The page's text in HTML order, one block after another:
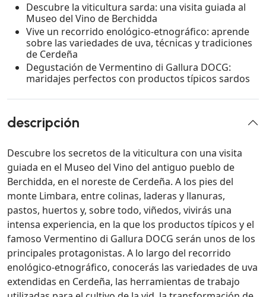
Descubre la viticultura sarda: una visita guiada al
Museo del Vino de Berchidda
Vive un recorrido enológico-etnográfico: aprende
sobre las variedades de uva, técnicas y tradiciones
de Cerdeña
Degustación de Vermentino di Gallura DOCG:
maridajes perfectos con productos típicos sardos
descripción
Descubre los secretos de la viticultura con una visita
guiada en el Museo del Vino del antiguo pueblo de
Berchidda, en el noreste de Cerdeña. A los pies del
monte Limbara, entre colinas, laderas y llanuras,
pastos, huertos y, sobre todo, viñedos, vivirás una
intensa experiencia, en la que los productos típicos y el
famoso Vermentino di Gallura DOCG serán unos de los
principales protagonistas. A lo largo del recorrido
enológico-etnográfico, conocerás las variedades de uva
extendidas en Cerdeña, las herramientas de trabajo